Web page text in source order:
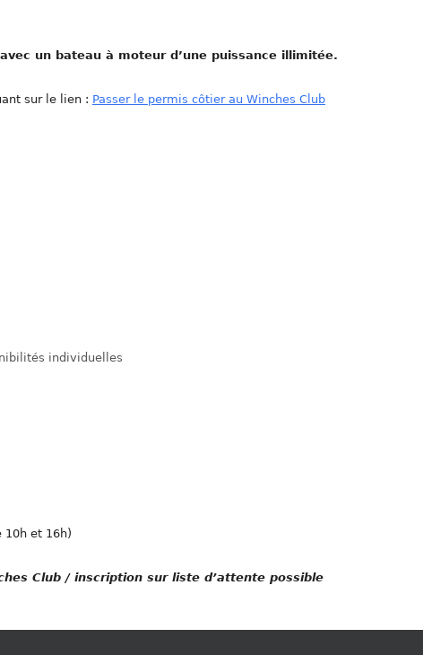
un bateau à moteur d’une puissance illimitée.
sur le lien : Passer le permis côtier au Winches Club
individuelles
et 16h)
Club / inscription sur liste d’attente possible